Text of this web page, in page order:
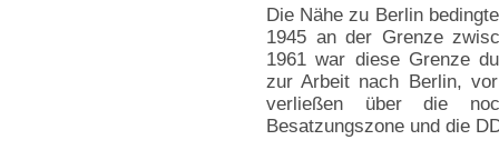
Die Nähe zu Berlin
1945 an der Grenze
1961 war diese Grenze
zur Arbeit nach Berlin,
verließen über die
Besatzungszone und die